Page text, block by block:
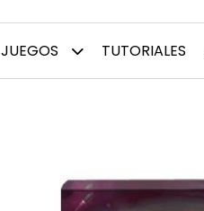
JUEGOS TUTORIALES